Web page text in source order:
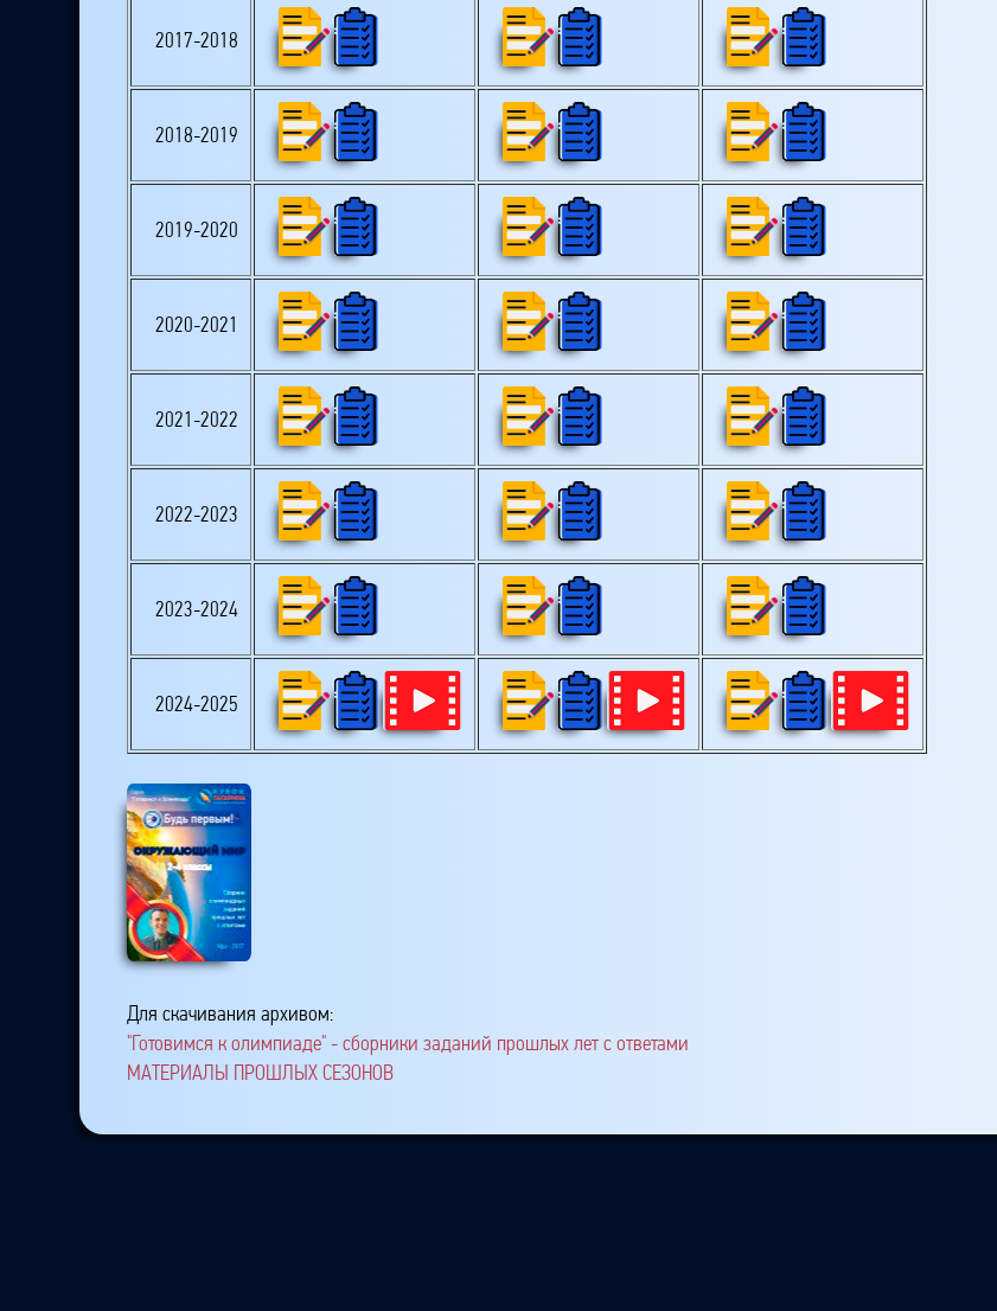
2017-2018
2018-2019
2019-2020
2020-2021
2021-2022
2022-2023
2023-2024
2024-2025
Для скачивания архивом:
"Готовимся к олимпиаде" - сборники заданий прошлых лет с ответами
МАТЕРИАЛЫ ПРОШЛЫХ СЕЗОНОВ